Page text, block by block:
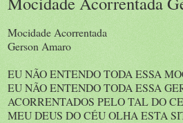
Mocidade Acorrentada
Gerson Amaro​
EU NÃO ENTENDO TODA ESSA
EU NÃO ENTENDO TODA ESSA
ACORRENTADOS PELO TAL DO
MEU DEUS DO CÉU OLHA ESTA